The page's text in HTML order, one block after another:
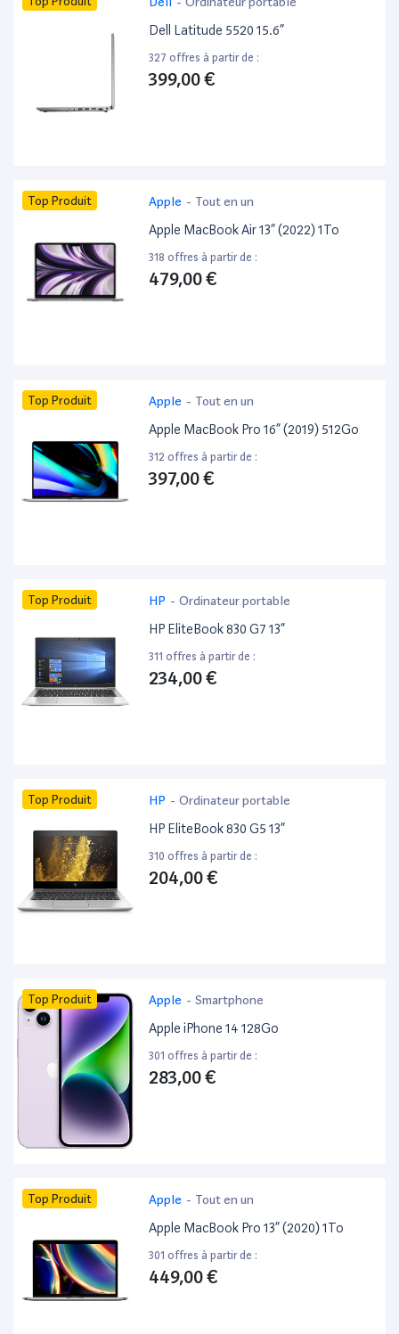
Dell Latitude 5520 15.6”
327 offres à partir de :
399,00 €
Top Produit Apple - Tout en un
Apple MacBook Air 13” (2022) 1To
318 offres à partir de :
479,00 €
Top Produit Apple - Tout en un
Apple MacBook Pro 16” (2019) 512Go
312 offres à partir de :
397,00 €
Top Produit HP - Ordinateur portable
HP EliteBook 830 G7 13”
311 offres à partir de :
234,00 €
Top Produit HP - Ordinateur portable
HP EliteBook 830 G5 13”
310 offres à partir de :
204,00 €
Top Produit Apple - Smartphone
Apple iPhone 14 128Go
301 offres à partir de :
283,00 €
Top Produit Apple - Tout en un
Apple MacBook Pro 13” (2020) 1To
301 offres à partir de :
449,00 €